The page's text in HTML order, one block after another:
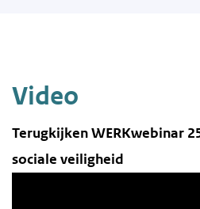
Video
Terugkijken WERKwebinar
sociale veiligheid